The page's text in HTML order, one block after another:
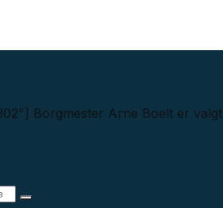
Borgmester Arne Boelt er